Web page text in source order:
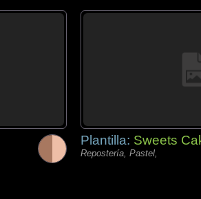
Plantilla: Sweets
Repostería, Pastel,